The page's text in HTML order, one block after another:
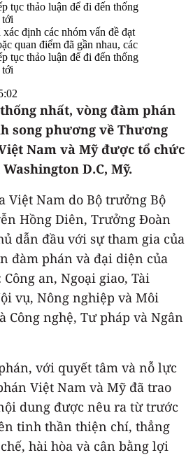
định các nhóm vấn đề đạt
quan điểm đã gần nhau, các
tục thảo luận để đi đến thống
tới
nhất, vòng đàm phán
song phương về Thương
Nam và Mỹ được tổ chức
D.C, Mỹ.
Việt Nam do Bộ trưởng Bộ
Hồng Diên, Trưởng Đoàn
dẫn đầu với sự tham gia của
đàm phán và đại diện của
an, Ngoại giao, Tài
vụ, Nông nghiệp và Môi
Công nghệ, Tư pháp và Ngân
với quyết tâm và nỗ lực
Việt Nam và Mỹ đã trao
dung được nêu ra từ trước
tinh thần thiện chí, thẳng
hài hòa và cân bằng lợi